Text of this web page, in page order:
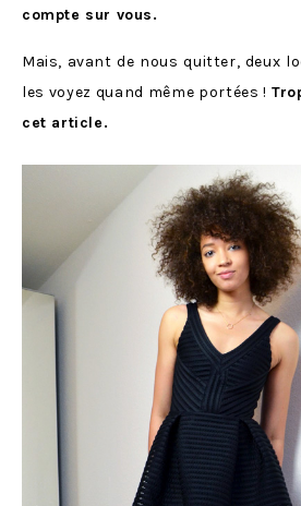
compte sur vous.
Mais, avant de nous quitter, deux
les voyez quand même portées !
cet article.